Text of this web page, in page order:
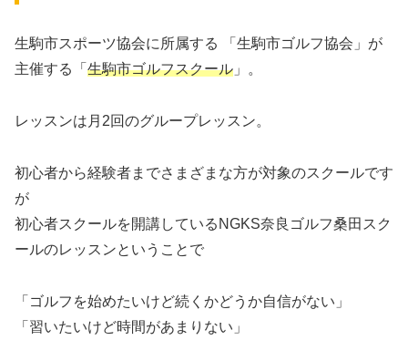
生駒市スポーツ協会に所属する 「生駒市ゴルフ協会」が
主催する「 生駒市ゴルフスクール 」。
レッスンは月2回のグループレッスン。
初心者から経験者までさまざまな方が対象のスクールです
が
初心者スクールを開講しているNGKS奈良ゴルフ桑田スク
ールのレッスンということで
「ゴルフを始めたいけど続くかどうか自信がない」
「習いたいけど時間があまりない」